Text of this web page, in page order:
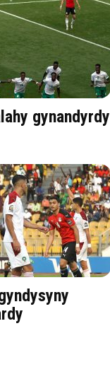
gynandyrdy